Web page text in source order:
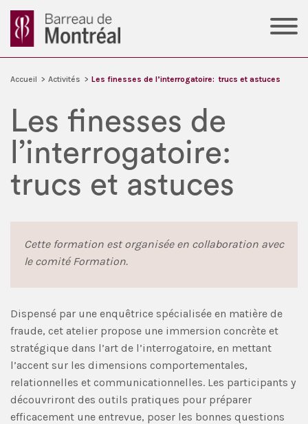
Accueil > Activités > Les finesses de l’interrogatoire: trucs et astuces
Les finesses de
l’interrogatoire:
trucs et astuces
Cette formation est organisée en collaboration avec
le comité Formation.
Dispensé par une enquêtrice spécialisée en matière de
fraude, cet atelier propose une immersion concrète et
stratégique dans l’art de l’interrogatoire, en mettant
l’accent sur les dimensions comportementales,
relationnelles et communicationnelles. Les participants y
découvriront des outils pratiques pour préparer
efficacement une entrevue, poser les bonnes questions